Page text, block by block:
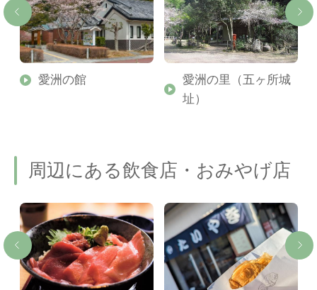
愛洲の館
愛洲の里（五ヶ所城
址）
周辺にある飲食店・おみやげ店